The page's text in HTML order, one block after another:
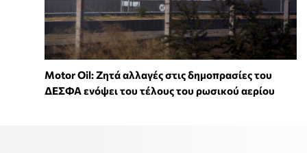
Motor Oil: Ζητά αλλαγές στις δημοπρασίες του
ΔΕΣΦΑ ενόψει του τέλους του ρωσικού αερίου